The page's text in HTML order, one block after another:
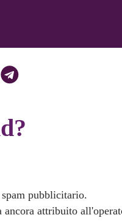
pubblicitario.
ancora attribuito